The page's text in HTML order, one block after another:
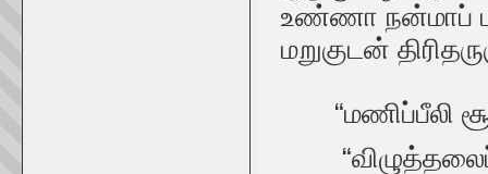
உண்ணா நன்மாப்
மறுகுடன்
“மணிப்பீலி